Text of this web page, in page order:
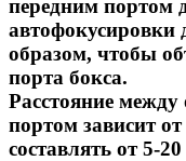
передним портом
автофокусировки
образом, чтобы
порта бокса.
Расстояние
портом зависит
составлять от 5-